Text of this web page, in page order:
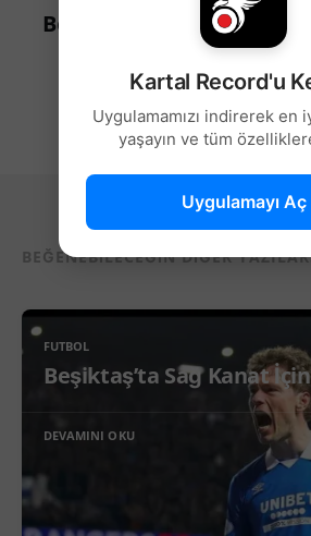
Beşiktaşlı Futbolcuların
BEĞENEBILECEĞIN DIĞER
FUTBOL
Beşiktaş’ta Sağ Kanat
DEVAMINI OKU
Kartal Record'u
Uygulamamızı indirerek en
yaşayın ve tüm
Uygulamayı Aç